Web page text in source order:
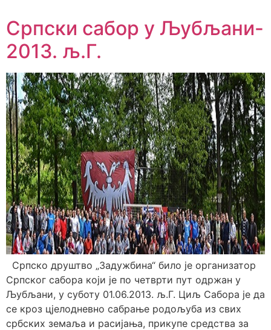
Српски сабор у Љубљани-
2013. љ.Г.
Српско друштво „Задужбина“ било је организатор
Српског сабора који је по четврти пут одржан у
Љубљани, у суботу 01.06.2013. љ.Г. Циљ Сабора је да
се кроз цјелодневно сабрање родољуба из свих
србских земаља и расијања, прикупе средства за